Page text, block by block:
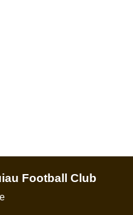
Football Club